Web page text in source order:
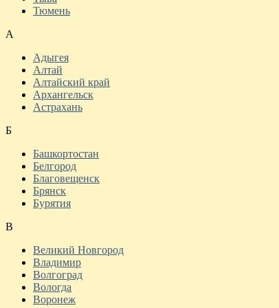
Тюмень
А
Адыгея
Алтай
Алтайский край
Архангельск
Астрахань
Б
Башкортостан
Белгород
Благовещенск
Брянск
Бурятия
В
Великий Новгород
Владимир
Волгоград
Вологда
Воронеж